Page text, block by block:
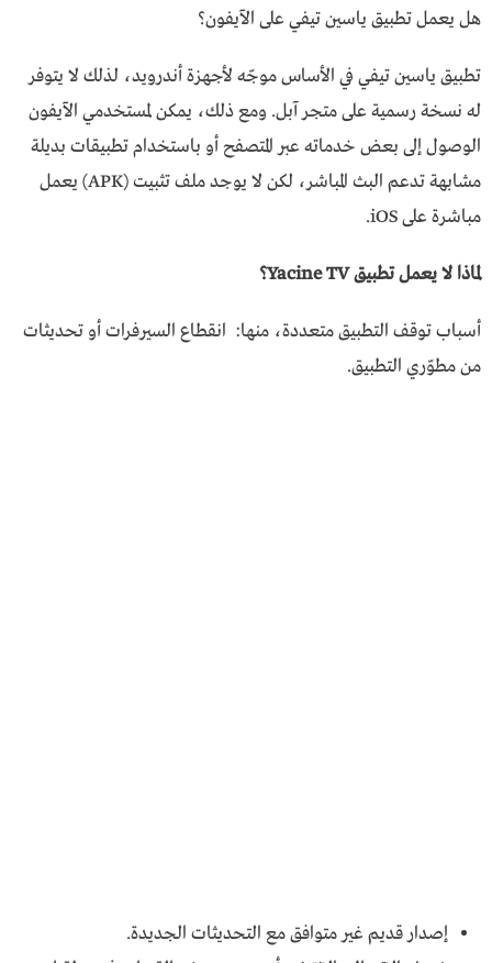
هل يعمل تطبيق ياسين تيفي على الآيفون؟
تطبيق ياسين تيفي في الأساس موجّه لأجهزة أندرويد، لذلك لا يتوفر
له نسخة رسمية على متجر آبل. ومع ذلك، يمكن لمستخدمي الآيفون
الوصول إلى بعض خدماته عبر المتصفح أو باستخدام تطبيقات بديلة
مشابهة تدعم البث المباشر، لكن لا يوجد ملف تثبيت (APK) يعمل
مباشرة على iOS.
لماذا لا يعمل تطبيق Yacine TV؟
أسباب توقف التطبيق متعددة، منها: انقطاع السيرفرات أو تحديثات
من مطوّري التطبيق.
إصدار قديم غير متوافق مع التحديثات الجديدة.